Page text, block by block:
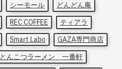
シーモール
どんどん庵
REC COFFEE
ティアラ
Smart Labo
GAZA専門商店
とんこつラーメン 一番軒